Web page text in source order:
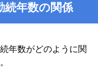
続年数の関係
年数がどのように関